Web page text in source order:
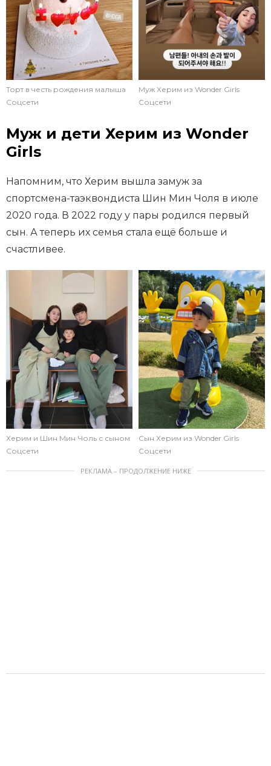
Торт в честь рождения малыша
Соцсети
Муж Херим из Wonder Girls
Соцсети
Муж и дети Херим из Wonder
Girls
Напомним, что Херим вышла замуж за
спортсмена-таэквондиста Шин Мин Чоля в июле
2020 года. В 2022 году у пары родился первый
сын. А теперь их семья стала ещё больше и
счастливее.
Херим и Шин Мин Чоль с сыном
Соцсети
Сын Херим из Wonder Girls
Соцсети
РЕКЛАМА – ПРОДОЛЖЕНИЕ НИЖЕ